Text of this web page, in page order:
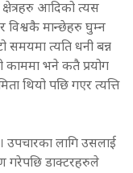
क्षेत्रहरु आदिको त्यस
विश्वकै मान्छेहरु घुम्न
समयमा त्यति धनी बन्न
भने कतै प्रयोग
थियो पछि गएर त्यत्ति
उपचारका लागि उसलाई
गरेपछि डाक्टरहरुले